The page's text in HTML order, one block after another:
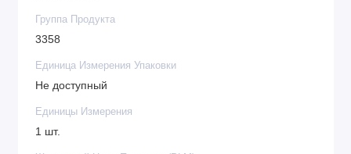
Группа Продукта
3358
Единица Измерения Упаковки
Не доступный
Единицы Измерения
1 шт.